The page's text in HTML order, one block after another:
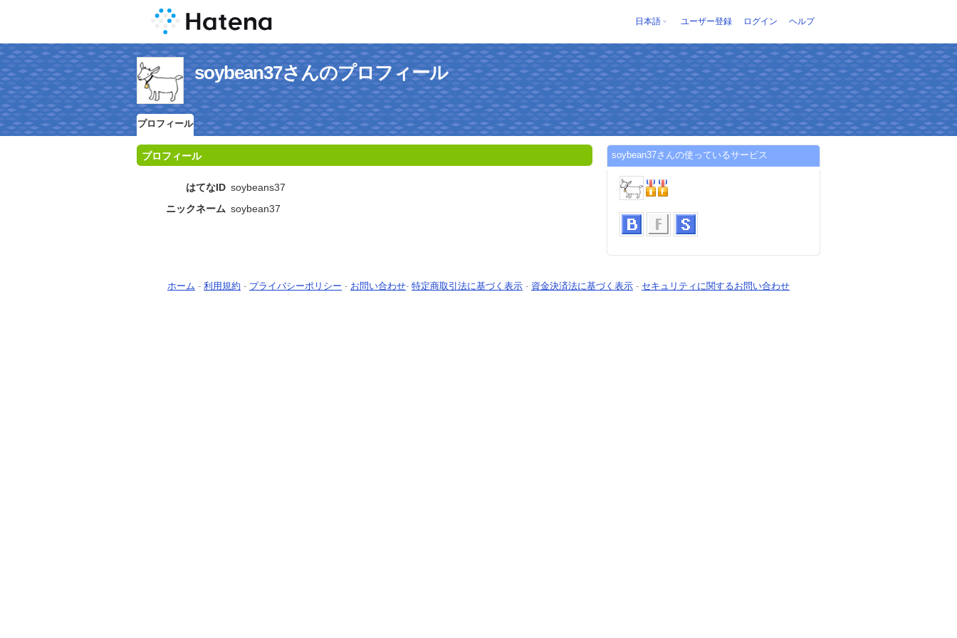
日本語 ユーザー登録 ログイン ヘルプ
soybean37さんのプロフィール
プロフィール
プロフィール
はてなID soybeans37
ニックネーム soybean37
soybean37さんの使っているサービス
ホーム - 利用規約 - プライバシーポリシー - お問い合わせ- 特定商取引法に基づく表示 - 資金決済法に基づく表示 - セキュリティに関するお問い合わせ